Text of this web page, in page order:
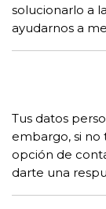
solucionarlo a
ayudarnos a
Tus datos
embargo, si no
opción de
darte una